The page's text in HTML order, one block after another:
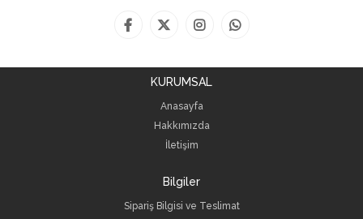
KURUMSAL
Anasayfa
Hakkımızda
İletişim
Bilgiler
Sipariş Bilgisi ve Teslimat